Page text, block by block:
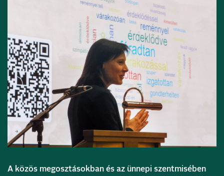
A közös megosztásokban és az ünnepi szentmisében